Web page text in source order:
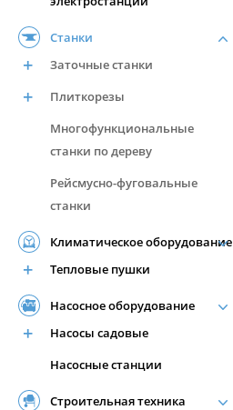
Станки
Заточные станки
Плиткорезы
Многофункциональные
станки по дереву
Рейсмусно-фуговальные
станки
Климатическое оборудование
Тепловые пушки
Насосное оборудование
Насосы садовые
Насосные станции
Строительная техника